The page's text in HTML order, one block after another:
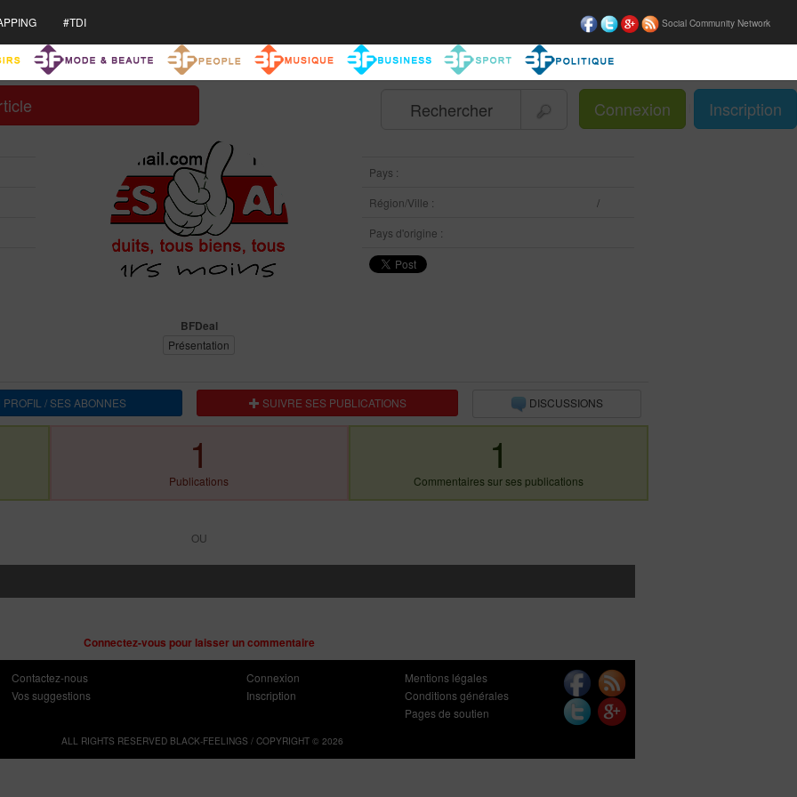
Connexion Inscription
Social Community Network
#TDI
BFDeal
Présentation
Pays :
Région/Ville :
/
Pays d'origine :
PROFIL / SES ABONNES SUIVRE SES PUBLICATIONS DISCUSSIONS
1
Publications
1
Commentaires sur ses publications
OU
Connectez-vous pour laisser un commentaire
Contactez-nous
Vos suggestions
Connexion
Inscription
Mentions légales
Conditions générales
Pages de soutien
ALL RIGHTS RESERVED BLACK-FEELINGS / COPYRIGHT © 2026